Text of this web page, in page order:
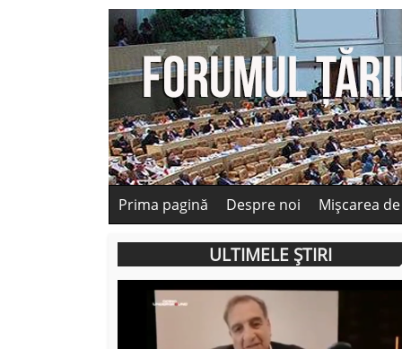
Prima pagină Despre noi Mișcarea
ULTIMELE ȘTIRI